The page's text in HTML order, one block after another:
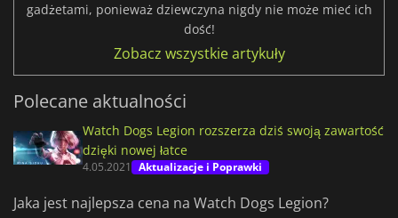
gadżetami, ponieważ dziewczyna nigdy nie może mieć ich
dość!
Zobacz wszystkie artykuły
Polecane aktualności
Watch Dogs Legion rozszerza dziś swoją zawartość
dzięki nowej łatce
4.05.2021 Aktualizacje i Poprawki
Jaka jest najlepsza cena na Watch Dogs Legion?